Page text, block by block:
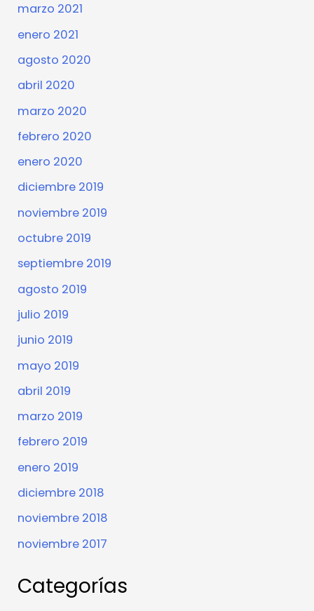
marzo 2021
enero 2021
agosto 2020
abril 2020
marzo 2020
febrero 2020
enero 2020
diciembre 2019
noviembre 2019
octubre 2019
septiembre 2019
agosto 2019
julio 2019
junio 2019
mayo 2019
abril 2019
marzo 2019
febrero 2019
enero 2019
diciembre 2018
noviembre 2018
noviembre 2017
Categorías